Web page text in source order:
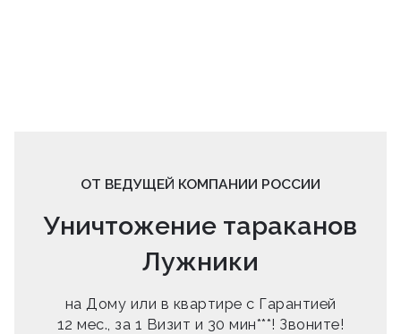
ОТ ВЕДУЩЕЙ КОМПАНИИ РОССИИ
Уничтожение тараканов
Лужники
на Дому или в квартире с Гарантией
12 мес., за 1 Визит и 30 мин***! Звоните!